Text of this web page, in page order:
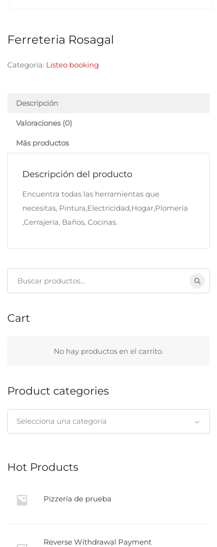
Ferreteria Rosagal
Categoría: Listeo booking
Descripción
Valoraciones (0)
Más productos
Descripción del producto
Encuentra todas las herramientas que
necesitas, Pintura,Electricidad,Hogar,Plomería
,Cerrajería, Baños, Cocinas.
Cart
No hay productos en el carrito.
Product categories
Selecciona una categoría
Hot Products
Pizzería de prueba
Reverse Withdrawal Payment